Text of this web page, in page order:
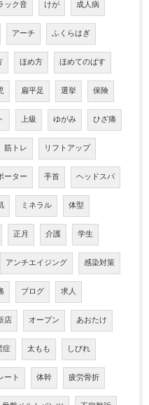
ック音 けが 成人病
アーチ ふくらはぎ
ほめ方 ほめてのばす
扁平足 選挙 保険
上級 ゆがみ ひざ痛
筋トレ リフトアップ
ーター 手首 ヘッドスパ
ミネラル 体型
正月 介護 学生
アンチエイジング 感染対策
ブログ 求人
店 オープン あおたけ
症 太もも しびれ
ート 体幹 疲労骨折